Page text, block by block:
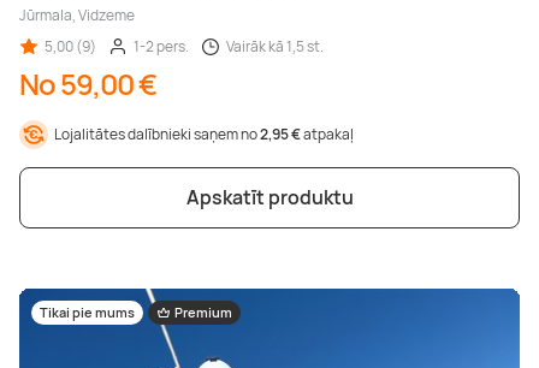
Jūrmala, Vidzeme
5,00 (9)
1-2 pers. Vairāk kā 1,5 st.
No 59,00 €
Lojalitātes dalībnieki saņem no2,95 €atpakaļ
Apskatīt produktu
Tikai pie mums Premium